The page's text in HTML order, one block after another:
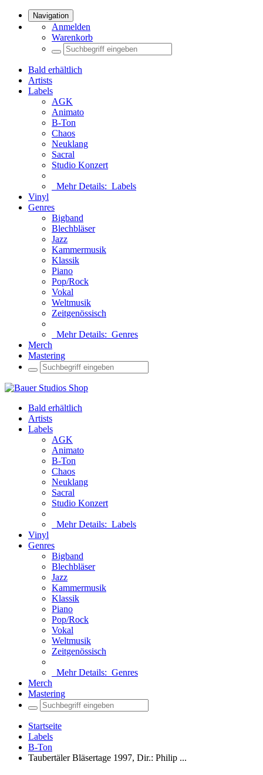
Navigation
Anmelden
Warenkorb
Bald erhältlich
Artists
Labels
AGK
Animato
B-Ton
Chaos
Neuklang
Sacral
Studio Konzert
Mehr Details: Labels
Vinyl
Genres
Bigband
Blechbläser
Jazz
Kammermusik
Klassik
Piano
Pop/Rock
Vokal
Weltmusik
Zeitgenössisch
Mehr Details: Genres
Merch
Mastering
Bald erhältlich
Artists
Labels
AGK
Animato
B-Ton
Chaos
Neuklang
Sacral
Studio Konzert
Mehr Details: Labels
Vinyl
Genres
Bigband
Blechbläser
Jazz
Kammermusik
Klassik
Piano
Pop/Rock
Vokal
Weltmusik
Zeitgenössisch
Mehr Details: Genres
Merch
Mastering
Startseite
Labels
B-Ton
Taubertäler Bläsertage 1997, Dir.: Philip ...